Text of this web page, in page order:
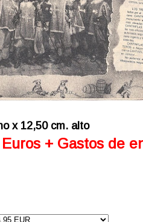
x 12,50 cm. alto
+ Gastos de